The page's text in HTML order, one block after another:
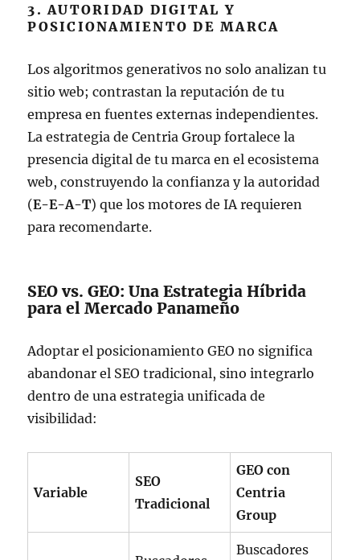
3. AUTORIDAD DIGITAL Y
POSICIONAMIENTO DE MARCA
Los algoritmos generativos no solo analizan tu
sitio web; contrastan la reputación de tu
empresa en fuentes externas independientes.
La estrategia de Centria Group fortalece la
presencia digital de tu marca en el ecosistema
web, construyendo la confianza y la autoridad
(E-E-A-T) que los motores de IA requieren
para recomendarte.
SEO vs. GEO: Una Estrategia Híbrida
para el Mercado Panameño
Adoptar el posicionamiento GEO no significa
abandonar el SEO tradicional, sino integrarlo
dentro de una estrategia unificada de
visibilidad:
Variable
SEO
Tradicional
GEO con
Centria
Group
Buscadores